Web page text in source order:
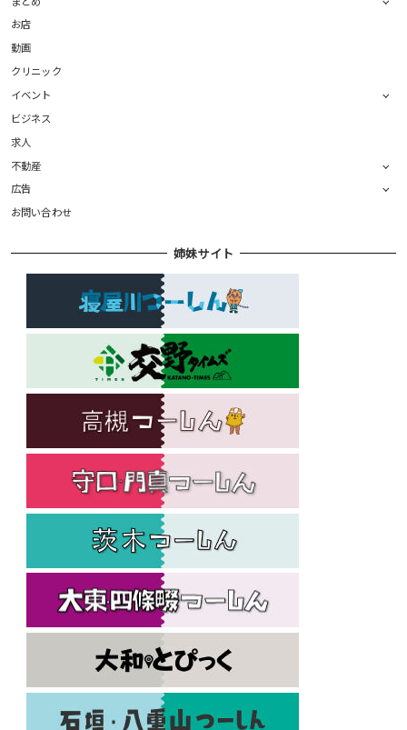
お店
動画
クリニック
イベント
ビジネス
求人
不動産
広告
お問い合わせ
姉妹サイト